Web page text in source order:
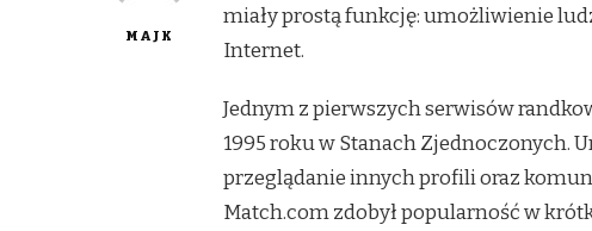
MAJK
miały prostą funkcję: umożliwienie
Internet.
Jednym z pierwszych serwisów
1995 roku w Stanach Zjednoczonych.
przeglądanie innych profili oraz
Match.com zdobył popularność w